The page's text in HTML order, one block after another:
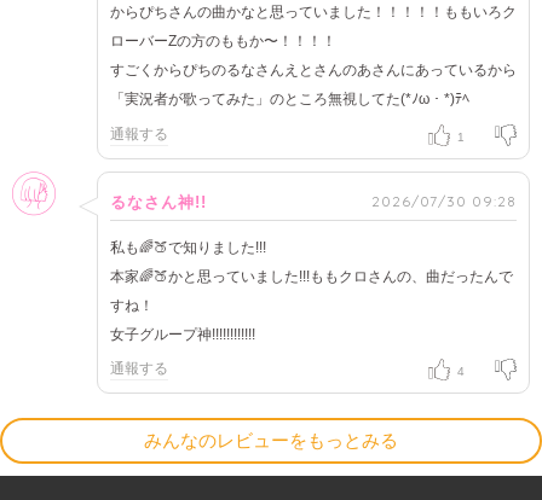
からぴちさんの曲かなと思っていました！！！！！ももいろク
ローバーZの方のももか〜！！！！
すごくからぴちのるなさんえとさんのあさんにあっているから
「実況者が歌ってみた」のところ無視してた(*ﾉω・*)ﾃﾍ
通報する 1
女性
るなさん神!! 2026/07/30 09:28
私も🌈🍑で知りました!!!
本家🌈🍑かと思っていました!!!ももクロさんの、曲だったんで
すね！
女子グループ神!!!!!!!!!!!!
通報する 4
みんなのレビューをもっとみる